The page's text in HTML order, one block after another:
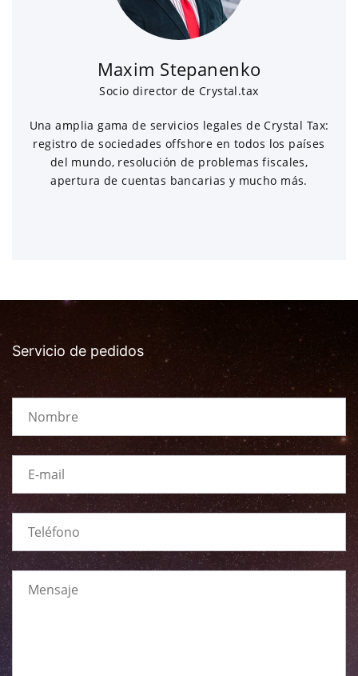
Maxim Stepanenko
Socio director de Crystal.tax
Una amplia gama de servicios legales de Crystal Tax:
registro de sociedades offshore en todos los países
del mundo, resolución de problemas fiscales,
apertura de cuentas bancarias y mucho más.
Servicio de pedidos